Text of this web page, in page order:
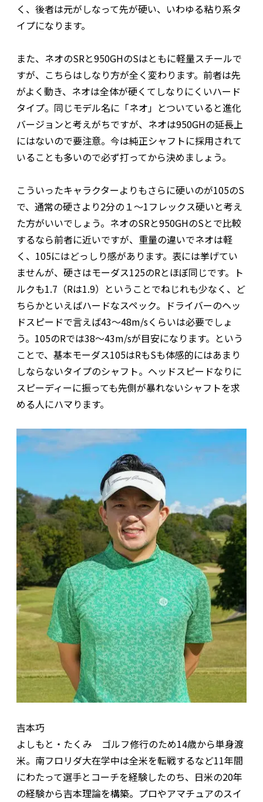
く、後者は元がしなって先が硬い、いわゆる粘り系タ
イプになります。
また、ネオのSRと950GHのSはともに軽量スチールで
すが、こちらはしなり方が全く変わります。前者は先
がよく動き、ネオは全体が硬くてしなりにくいハード
タイプ。同じモデル名に「ネオ」とついていると進化
バージョンと考えがちですが、ネオは950GHの延長上
にはないので要注意。今は純正シャフトに採用されて
いることも多いので必ず打ってから決めましょう。
こういったキャラクターよりもさらに硬いのが105のS
で、通常の硬さより2分の１〜1フレックス硬いと考え
た方がいいでしょう。ネオのSRと950GHのSとで比較
するなら前者に近いですが、重量の違いでネオは軽
く、105にはどっしり感があります。表には挙げてい
ませんが、硬さはモーダス125のRとほぼ同じです。ト
ルクも1.7（Rは1.9）ということでねじれも少なく、ど
ちらかといえばハードなスペック。ドライバーのヘッ
ドスピードで言えば43〜48m/sくらいは必要でしょ
う。105のRでは38〜43m/sが目安になります。という
ことで、基本モーダス105はRもSも体感的にはあまり
しならないタイプのシャフト。ヘッドスピードなりに
スピーディーに振っても先側が暴れないシャフトを求
める人にハマります。
吉本巧
よしもと・たくみ ゴルフ修行のため14歳から単身渡
米。南フロリダ大在学中は全米を転戦するなど11年間
にわたって選手とコーチを経験したのち、日米の20年
の経験から吉本理論を構築。プロやアマチュアのスイ